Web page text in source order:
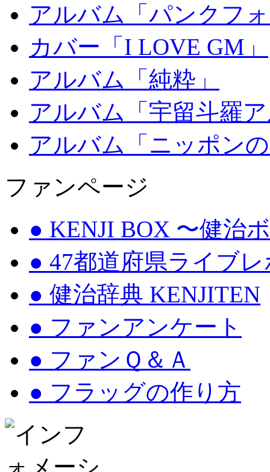
アルバム「パンクフ
カバー「I LOVE GM」
アルバム「純粋」
アルバム「宇留斗羅
アルバム「ニッポン
ファンページ
● KENJI BOX 〜健治
● 47都道府県ライブ
● 健治辞典 KENJITEN
● ファンアンケート
● ファンＱ＆Ａ
● フラッグの作り方